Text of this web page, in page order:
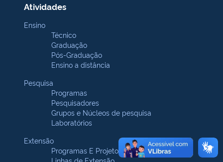
Atividades
Ensino
Técnico
Graduação
Pós-Graduação
Ensino a distância
Pesquisa
Programas
Pesquisadores
Grupos e Núcleos de pesquisa
Laboratórios
Extensão
Programas E Projetos